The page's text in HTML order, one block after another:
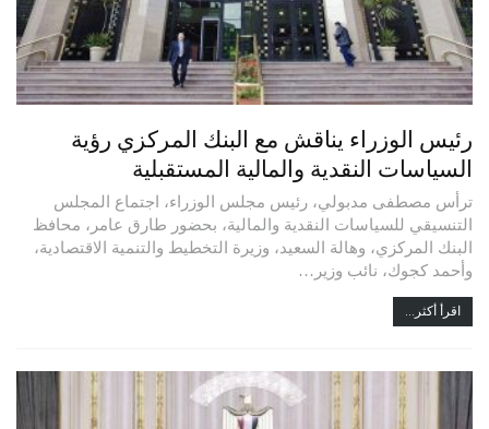
رئيس الوزراء يناقش مع البنك المركزي رؤية
السياسات النقدية والمالية المستقبلية
ترأس مصطفى مدبولي، رئيس مجلس الوزراء، اجتماع المجلس
التنسيقي للسياسات النقدية والمالية، بحضور طارق عامر، محافظ
البنك المركزي، وهالة السعيد، وزيرة التخطيط والتنمية الاقتصادية،
وأحمد كجوك، نائب وزير…
اقرأ أكثر...